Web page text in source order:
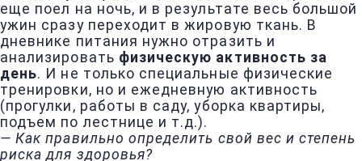
еще поел на ночь, и в результате весь большой
ужин сразу переходит в жировую ткань. В
дневнике питания нужно отразить и
анализировать физическую активность за
день. И не только специальные физические
тренировки, но и ежедневную активность
(прогулки, работы в саду, уборка квартиры,
подъем по лестнице и т.д.).
— Как правильно определить свой вес и степень
риска для здоровья?